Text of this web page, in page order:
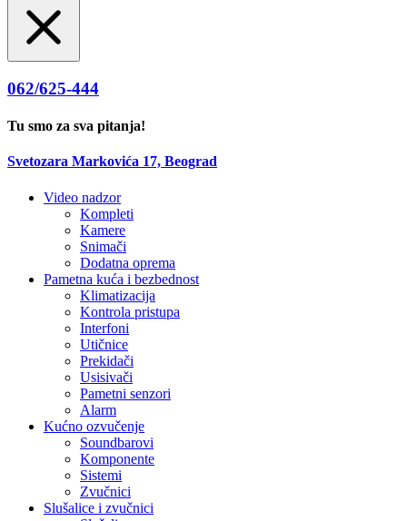
062/625-444
Tu smo za sva pitanja!
Svetozara Markovića 17, Beograd
Video nadzor
Kompleti
Kamere
Snimači
Dodatna oprema
Pametna kuća i bezbednost
Klimatizacija
Kontrola pristupa
Interfoni
Utičnice
Prekidači
Usisivači
Pametni senzori
Alarm
Kućno ozvučenje
Soundbarovi
Komponente
Sistemi
Zvučnici
Slušalice i zvučnici